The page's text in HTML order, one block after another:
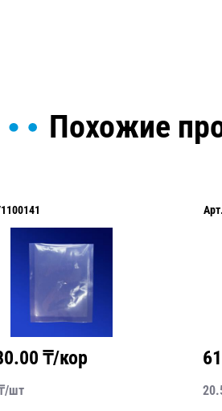
Похожие
₸/кор
шт
Арт.